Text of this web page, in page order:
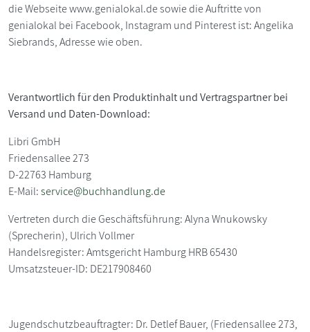
die Webseite www.genialokal.de sowie die Auftritte von
genialokal bei Facebook, Instagram und Pinterest ist: Angelika
Siebrands, Adresse wie oben.
Verantwortlich für den Produktinhalt und Vertragspartner bei
Versand und Daten-Download:
Libri GmbH
Friedensallee 273
D-22763 Hamburg
E-Mail:service@buchhandlung.de
Vertreten durch die Geschäftsführung: Alyna Wnukowsky
(Sprecherin), Ulrich Vollmer
Handelsregister: Amtsgericht Hamburg HRB 65430
Umsatzsteuer-ID: DE217908460
Jugendschutzbeauftragter: Dr. Detlef Bauer, (Friedensallee 273,